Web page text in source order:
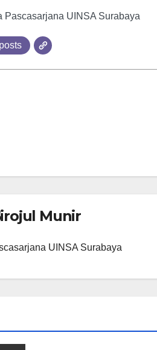
Pascasarjana UINSA Surabaya
Munir
UINSA Surabaya